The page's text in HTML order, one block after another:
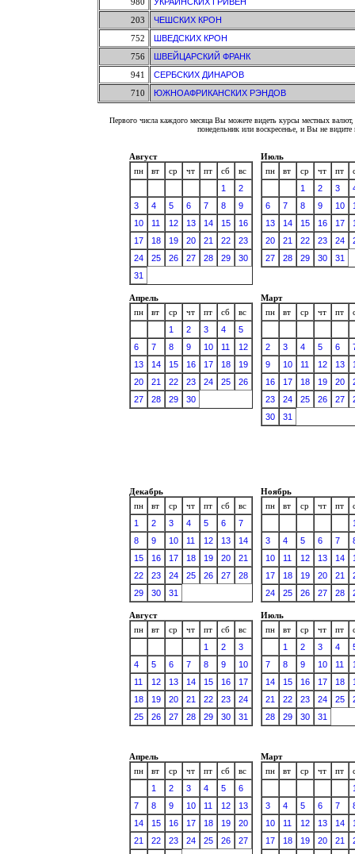
203
ЧЕШСКИХ КРОН
752
ШВЕДСКИХ КРОН
756
ШВЕЙЦАРСКИЙ ФРАНК
941
СЕРБСКИХ ДИНАРОВ
710
ЮЖНОАФРИКАНСКИХ РЭНДОВ
Первого числа каждого месяца Вы можете видеть курсы местных
понедельник или воскресенье, и Вы не
Август
пн
вт ср чт пт сб
вс
1
2
3
4 5 6 7 8
9
10
11 12 13 14 15
16
17
18 19 20 21 22
23
24
25 26 27 28 29
30
31
Июль
пн
вт ср чт пт
1
2 3
6
7 8 9 10
13
14 15 16 17
20
21 22 23 24
27
28 29 30 31
Апрель
пн
вт ср чт пт сб
вс
1
2 3 4
5
6
7 8 9 10 11
12
13
14 15 16 17 18
19
20
21 22 23 24 25
26
27
28 29 30
Март
пн
вт ср чт пт
2 3 4 5 6
9
10 11 12 13
16
17 18 19 20
23
24 25 26 27
30
31
Декабрь
пн
вт ср чт пт сб
вс
1
2 3 4 5 6
7
8
9 10 11 12 13
14
15
16 17 18 19 20
21
22
23 24 25 26 27
28
29
30 31
Ноябрь
пн
вт ср чт пт
3
4 5 6 7
10
11 12 13 14
17
18 19 20 21
24
25 26 27 28
Август
пн
вт ср чт пт сб
вс
1
2
3
4
5 6 7 8 9
10
11
12 13 14 15 16
17
18
19 20 21 22 23
24
25
26 27 28 29 30 31
Июль
пн
вт ср чт пт
1
2 3 4
7
8 9 10 11
14
15 16 17 18
21
22 23 24 25
28
29 30 31
Апрель
пн
вт ср чт пт сб
вс
1
2 3 4 5
6
7
8 9 10 11 12
13
14
15 16 17 18 19
20
21
22 23 24 25 26
27
Март
пн
вт ср чт пт
3
4 5 6 7
10
11 12 13 14
17
18 19 20 21